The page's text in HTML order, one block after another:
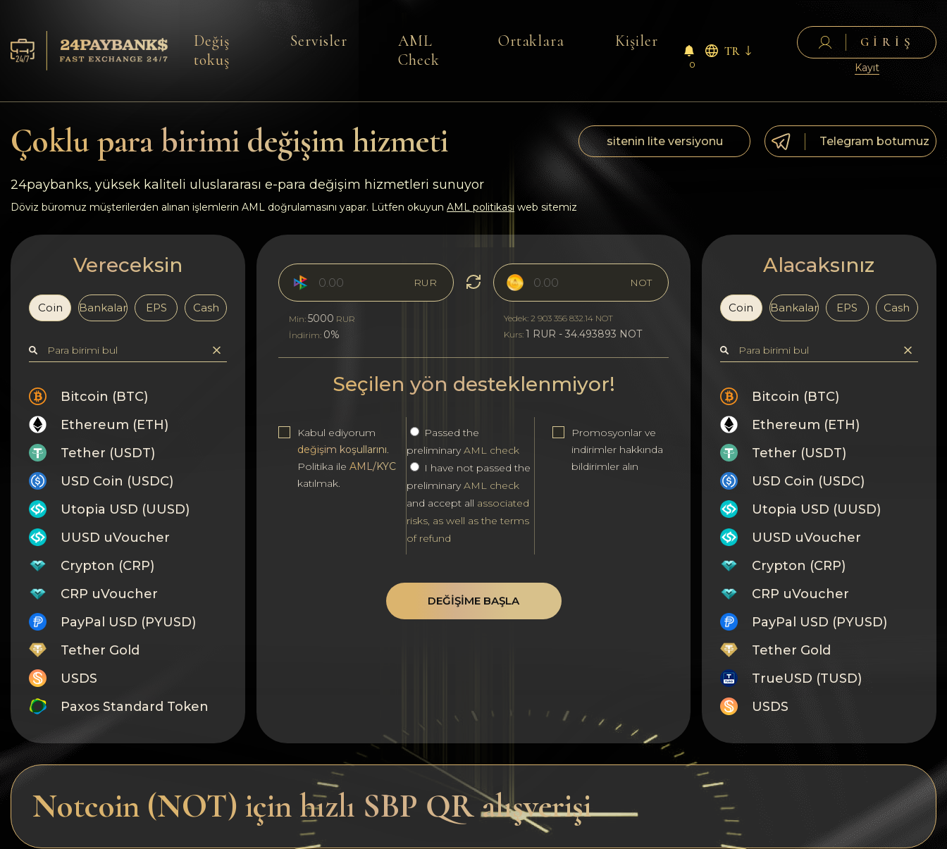
Rezervler
Ortaklara
Geri bildirimler
Kurallar
AML/CFT
Gizlilik
Kişiler
Wiki
FAQ
İtibar
Site Haritası
Değiş
tokuş
Servisler
AML
Check
Ortaklara Kişiler
0
TR
GIRIŞ
Kayıt
Çoklu para birimi değişim hizmeti sitenin lite versiyonu Telegram botumuz
24paybanks, yüksek kaliteli uluslararası e-para değişim hizmetleri sunuyor
Döviz büromuz müşterilerden alınan işlemlerin AML doğrulamasını yapar. Lütfen okuyun AML politikası web sitemiz
Vereceksin
Coin Bankalar EPS Cash
Bitcoin (BTC)
Ethereum (ETH)
Tether (USDT)
USD Coin (USDC)
Utopia USD (UUSD)
UUSD uVoucher
Crypton (CRP)
CRP uVoucher
PayPal USD (PYUSD)
Tether Gold
USDS
Paxos Standard Token
Tron
GRAM
RUR
Min:5000 RUR
İndirim: 0%
NOT
Yedek: 2 903 356 832.14 NOT
Kurs: 1 RUR - 34.493893 NOT
Seçilen yön desteklenmiyor!
Kabul ediyorum
değişim koşullarını.
Politika ileAML/KYC
katılmak.
Passed the
preliminaryAML check
I have not passed the
preliminaryAML check
and accept all associated
risks, as well as the terms
of refund
Promosyonlar ve
indirimler hakkında
bildirimler alın
DEĞIŞIME BAŞLA
Alacaksınız
Coin Bankalar EPS Cash
Bitcoin (BTC)
Ethereum (ETH)
Tether (USDT)
USD Coin (USDC)
Utopia USD (UUSD)
UUSD uVoucher
Crypton (CRP)
CRP uVoucher
PayPal USD (PYUSD)
Tether Gold
TrueUSD (TUSD)
USDS
Tron
Notcoin (NOT) için hızlı SBP QR alışverişi